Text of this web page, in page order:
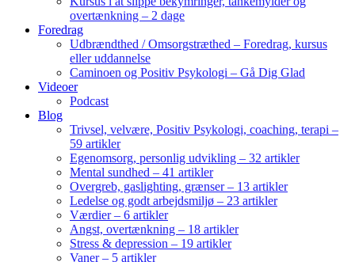
overtænkning – 2 dage
Foredrag
Udbrændthed / Omsorgstræthed – Foredrag, kursus
eller uddannelse
Caminoen og Positiv Psykologi – Gå Dig Glad
Videoer
Podcast
Blog
Trivsel, velvære, Positiv Psykologi, coaching, terapi –
59 artikler
Egenomsorg, personlig udvikling – 32 artikler
Mental sundhed – 41 artikler
Overgreb, gaslighting, grænser – 13 artikler
Ledelse og godt arbejdsmiljø – 23 artikler
Værdier – 6 artikler
Angst, overtænkning – 18 artikler
Stress & depression – 19 artikler
Vaner – 5 artikler